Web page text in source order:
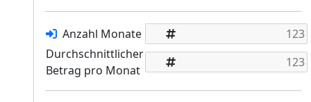
Anzahl Monate
Durchschnittlicher
Betrag pro Monat